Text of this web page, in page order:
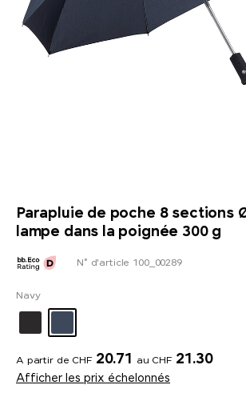
Parapluie de poche 8 sections
lampe dans la poignée 300 g
N° d'article 100_00289
Navy
A partir de CHF 20.71 au CHF 21.30
Afficher les prix échelonnés